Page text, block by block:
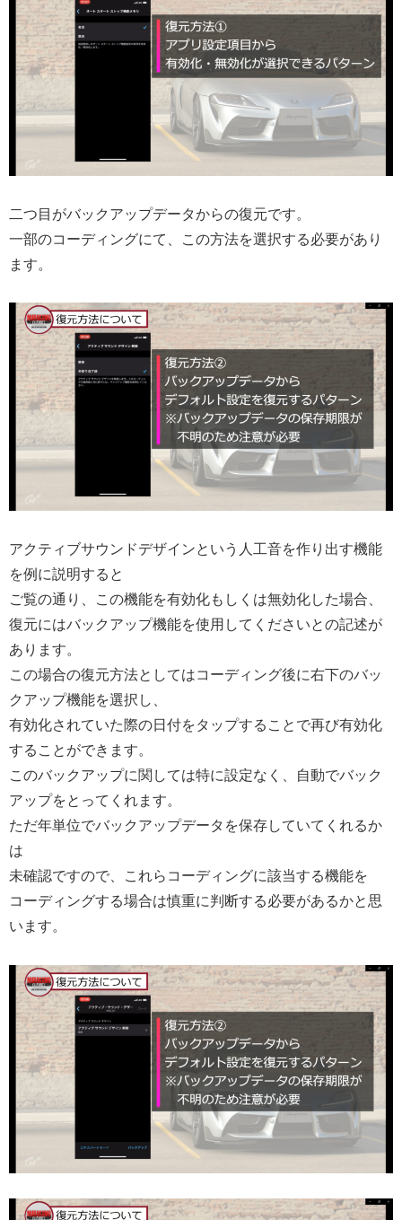
二つ目がバックアップデータからの復元です。
一部のコーディングにて、この方法を選択する必要があり
ます。
アクティブサウンドデザインという人工音を作り出す機能
を例に説明すると
ご覧の通り、この機能を有効化もしくは無効化した場合、
復元にはバックアップ機能を使用してくださいとの記述が
あります。
この場合の復元方法としてはコーディング後に右下のバッ
クアップ機能を選択し、
有効化されていた際の日付をタップすることで再び有効化
することができます。
このバックアップに関しては特に設定なく、自動でバック
アップをとってくれます。
ただ年単位でバックアップデータを保存していてくれるか
は
未確認ですので、これらコーディングに該当する機能を
コーディングする場合は慎重に判断する必要があるかと思
います。